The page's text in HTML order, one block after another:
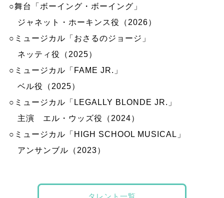
○舞台「ボーイング・ボーイング」
ジャネット・ホーキンス役（2026）
○ミュージカル「おさるのジョージ」
ネッティ役（2025）
○ミュージカル「FAME JR.」
ベル役（2025）
○ミュージカル「LEGALLY BLONDE JR.」
主演 エル・ウッズ役（2024）
○ミュージカル「HIGH SCHOOL MUSICAL」
アンサンブル（2023）